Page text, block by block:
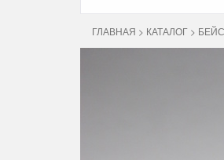
ГЛАВНАЯ > КАТАЛОГ >